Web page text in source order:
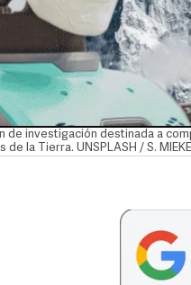
de investigación destinada a
la Tierra. UNSPLASH / S. MIEKE